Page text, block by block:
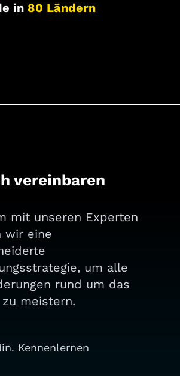
in 80 Ländern
vereinbaren
mit unseren Experten
wir eine
um alle
rund um das
zu meistern.
Kennenlernen